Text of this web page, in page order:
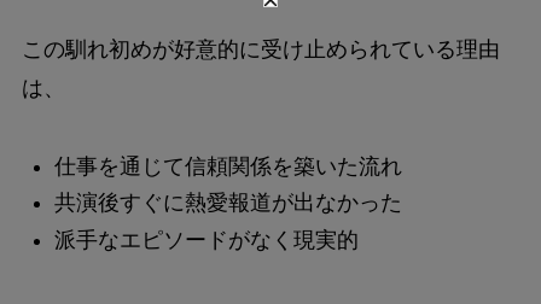
この馴れ初めが好意的に受け止められている理由
は、
仕事を通じて信頼関係を築いた流れ
共演後すぐに熱愛報道が出なかった
派手なエピソードがなく現実的